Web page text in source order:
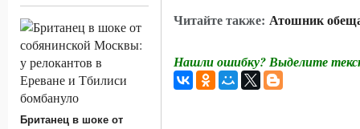
Читайте также: Атошник
Нашли ошибку? Выделите
Британец в шоке от